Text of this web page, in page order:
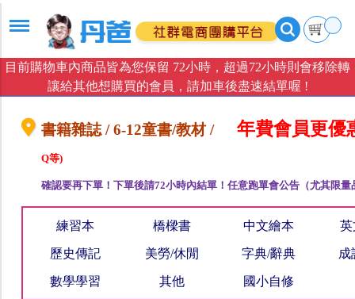
目前購物車內商品皆為您保留 72小時，超過72小時則會移除轉
讓給其他想購買的會員，請加車後盡速結單喔 !
書籍雜誌 / 6-12童書/教材 / 年費會員更優
Q等)
確認要再下單！下單後請72小時內結單！任意跑單會公告（尤其限
練習本 橋樑書 中文繪本 英
歷史傳記 美勞/休閒 字典/辭典 成
數學學習 其他 國小自修